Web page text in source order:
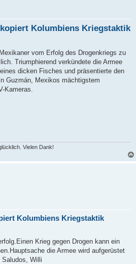
Kolumbiens Kriegstaktik
vom Erfolg des Drogenkriegs zu
Triumphierend verkündete die Armee
dicken Fisches und präsentierte den
Guzmán, Mexikos mächtigstem
Kameras.
Vielen Dank!
Kolumbiens Kriegstaktik
Krieg gegen Drogen kann ein
die Armee wird aufgerüstet
Willi